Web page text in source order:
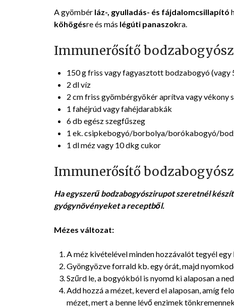
A gyömbér láz-, gyulladás- és fájdalomcsillapító
köhögésre és más légúti panaszokra.
Immunerősítő
150 g friss vagy fagyasztott bodzabogyó (vagy
2 dl víz
2 cm friss gyömbérgyökér aprítva vagy vékony
1 fahéjrúd vagy fahéjdarabkák
6 db egész szegfűszeg
1 ek. csipkebogyó/borbolya/borókabogyó/
1 dl méz vagy 10 dkg cukor
Immunerősítő
Ha egyszerű bodzabogyószirupot szeretnél
gyógynövényeket a receptből.
Mézes változat:
A méz kivételével minden hozzávalót tegyél
Gyöngyözve forrald kb. egy órát, majd
Szűrd le, a bogyókból is nyomd ki alaposan a
Add hozzá a mézet, keverd el alaposan, amíg
mézet, mert a benne lévő enzimek